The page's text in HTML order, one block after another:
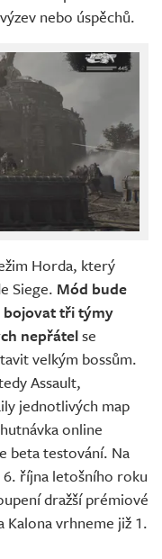
nebo úspěchů.
Horda, který
Siege. Mód bude
bojovat tři týmy
nepřátelse
velkým bossům.
Assault,
jednotlivých map
online
beta testování. Na
6. října letošního roku
dražší prémiové
Kalona vrhneme již 1.